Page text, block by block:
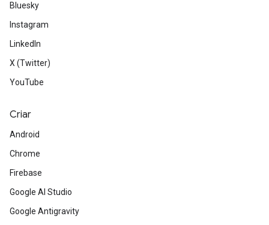
Bluesky
Instagram
LinkedIn
X (Twitter)
YouTube
Criar
Android
Chrome
Firebase
Google AI Studio
Google Antigravity